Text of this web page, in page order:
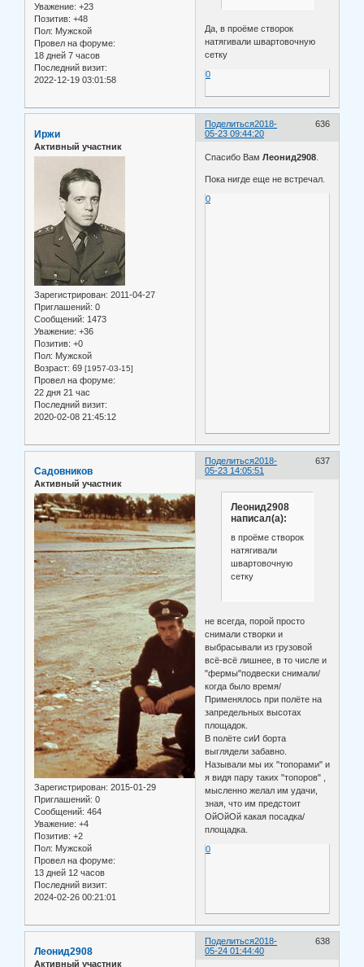
Уважение: +23
Позитив: +48
Пол: Мужской
Провел на форуме:
18 дней 7 часов
Последний визит:
2022-12-19 03:01:58
Да, в проёме створок
натягивали швартовочную
сетку
0
Поделиться 636
2018-
05-23 09:44:20
Иржи
Активный участник
Зарегистрирован: 2011-04-27
Приглашений: 0
Сообщений: 1473
Уважение: +36
Позитив: +0
Пол: Мужской
Возраст: 69 [1957-03-15]
Провел на форуме:
22 дня 21 час
Последний визит:
2020-02-08 21:45:12
Спасибо ВамЛеонид2908
Пока нигде еще не встречал.
0
Поделиться 637
2018-
05-23 14:05:51
Садовников
Активный участник
Зарегистрирован: 2015-01-29
Приглашений: 0
Сообщений: 464
Уважение: +4
Позитив: +2
Пол: Мужской
Провел на форуме:
13 дней 12 часов
Последний визит:
2024-02-26 00:21:01
Леонид2908
написал(а):
в проёме створок
натягивали
швартовочную
сетку
не всегда, порой просто
снимали створки и
выбрасывали из грузовой
всё-всё лишнее, в то числе и
"фермы"подвески снимали/
когда было время/
Применялось при полёте на
запредельных высотах
площадок.
В полёте сиИ борта
выглядели забавно.
Называли мы их "топорами" и
я видя пару таких "топоров" ,
мысленно желал им удачи,
зная, что им предстоит
ОйОйОй какая посадка/
площадка.
0
Поделиться 638
2018-
05-24 01:44:40
Леонид2908
Активный участник